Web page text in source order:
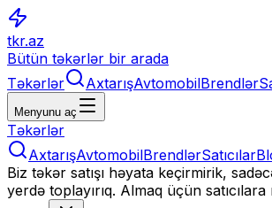
tkr.az
Bütün təkərlər bir arada
Təkərlər
AxtarışAvtomobilBrendlər
Menyunu aç
Təkərlər
AxtarışAvtomobilBrendlərSatıcılar
Biz təkər satışı həyata keçirmirik,
yerdə toplayırıq. Almaq üçün